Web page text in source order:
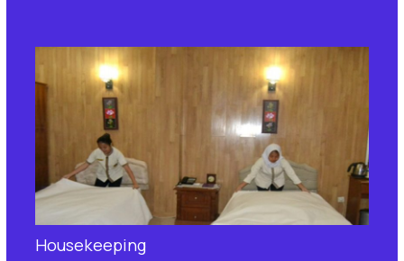
Housekeeping